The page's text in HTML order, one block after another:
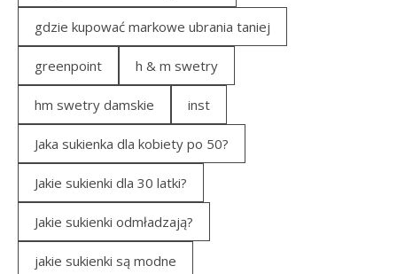
gdzie kupować markowe ubrania taniej
greenpoint h & m swetry
hm swetry damskie inst
Jaka sukienka dla kobiety po 50?
Jakie sukienki dla 30 latki?
Jakie sukienki odmładzają?
jakie sukienki są modne